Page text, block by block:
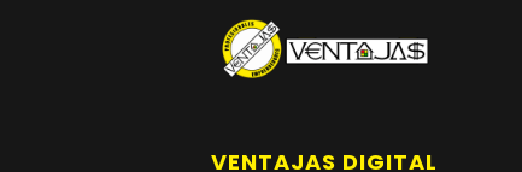
VENTAJAS DIGITAL